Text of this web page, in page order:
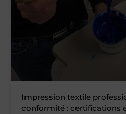
Impression textile
conformité : certifications